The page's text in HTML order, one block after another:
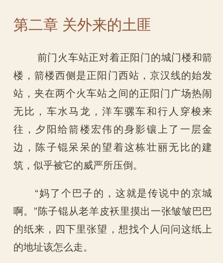
第二章 关外来的土匪
前门火车站正对着正阳门的城门楼和箭
楼，箭楼西侧是正阳门西站，京汉线的始发
站，夹在两个火车站之间的正阳门广场热闹
无比，车水马龙，洋车骡车和行人穿梭来
往，夕阳给箭楼宏伟的身影镶上了一层金
边，陈子锟呆呆的望着这栋壮丽无比的建
筑，似乎被它的威严所压倒。
“妈了个巴子的，这就是传说中的京城
啊。”陈子锟从老羊皮袄里摸出一张皱皱巴巴
的纸来，四下里张望，想找个人问问这纸上
的地址该怎么走。